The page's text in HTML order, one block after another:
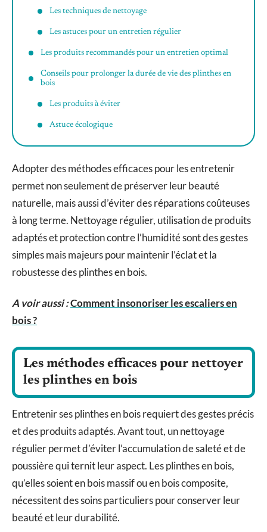
Les techniques de nettoyage
Les astuces pour un entretien régulier
Les produits recommandés pour un entretien optimal
Conseils pour prolonger la durée de vie des plinthes en
bois
Les produits à éviter
Astuce écologique
Adopter des méthodes efficaces pour les entretenir
permet non seulement de préserver leur beauté
naturelle, mais aussi d’éviter des réparations coûteuses
à long terme. Nettoyage régulier, utilisation de produits
adaptés et protection contre l’humidité sont des gestes
simples mais majeurs pour maintenir l’éclat et la
robustesse des plinthes en bois.
A voir aussi :Comment insonoriser les escaliers en
bois ?
Les méthodes efficaces pour nettoyer
les plinthes en bois
Entretenir ses plinthes en bois requiert des gestes précis
et des produits adaptés. Avant tout, un nettoyage
régulier permet d’éviter l’accumulation de saleté et de
poussière qui ternit leur aspect. Les plinthes en bois,
qu’elles soient en bois massif ou en bois composite,
nécessitent des soins particuliers pour conserver leur
beauté et leur durabilité.